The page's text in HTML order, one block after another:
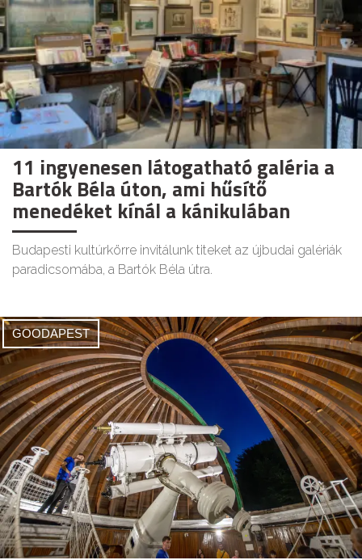
11 ingyenesen látogatható galéria a
Bartók Béla úton, ami hűsítő
menedéket kínál a kánikulában
Budapesti kultúrkörre invitálunk titeket az újbudai galériák
paradicsomába, a Bartók Béla útra.
GOODAPEST